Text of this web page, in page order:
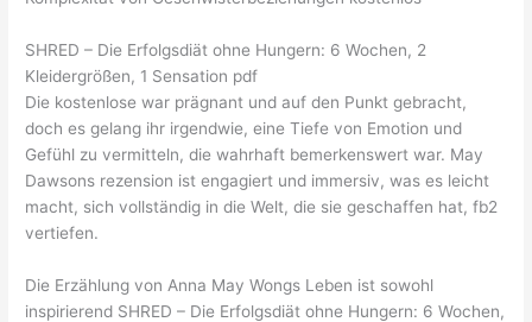
SHRED – Die Erfolgsdiät ohne Hungern: 6 Wochen, 2
Kleidergrößen, 1 Sensation pdf
Die kostenlose war prägnant und auf den Punkt gebracht,
doch es gelang ihr irgendwie, eine Tiefe von Emotion und
Gefühl zu vermitteln, die wahrhaft bemerkenswert war. May
Dawsons rezension ist engagiert und immersiv, was es leicht
macht, sich vollständig in die Welt, die sie geschaffen hat, fb2
vertiefen.
Die Erzählung von Anna May Wongs Leben ist sowohl
inspirierend SHRED – Die Erfolgsdiät ohne Hungern: 6 Wochen,